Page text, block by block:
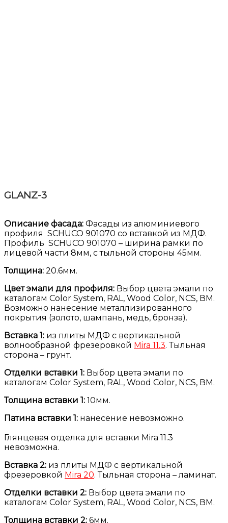
GLANZ-3
Описание фасада: Фасады из алюминиевого
профиля SCHUCO 901070 со вставкой из МДФ.
Профиль SCHUCO 901070 – ширина рамки по
лицевой части 8мм, с тыльной стороны 45мм.
Толщина: 20.6мм.
Цвет эмали для профиля: Выбор цвета эмали по
каталогам Color System, RAL, Wood Color, NCS, ВМ.
Возможно нанесение металлизированного
покрытия (золото, шампань, медь, бронза).
Вставка 1: из плиты МДФ с вертикальной
волнообразной фрезеровкой Mira 11.3. Тыльная
сторона – грунт.
Отделки вставки 1: Выбор цвета эмали по
каталогам Color System, RAL, Wood Color, NCS, ВМ.
Толщина вставки 1: 10мм.
Патина вставки 1: нанесение невозможно.
Глянцевая отделка для вставки Mira 11.3
невозможна.
Вставка 2: из плиты МДФ с вертикальной
фрезеровкой Mira 20. Тыльная сторона – ламинат.
Отделки вставки 2: Выбор цвета эмали по
каталогам Color System, RAL, Wood Color, NCS, ВМ.
Толщина вставки 2: 6мм.